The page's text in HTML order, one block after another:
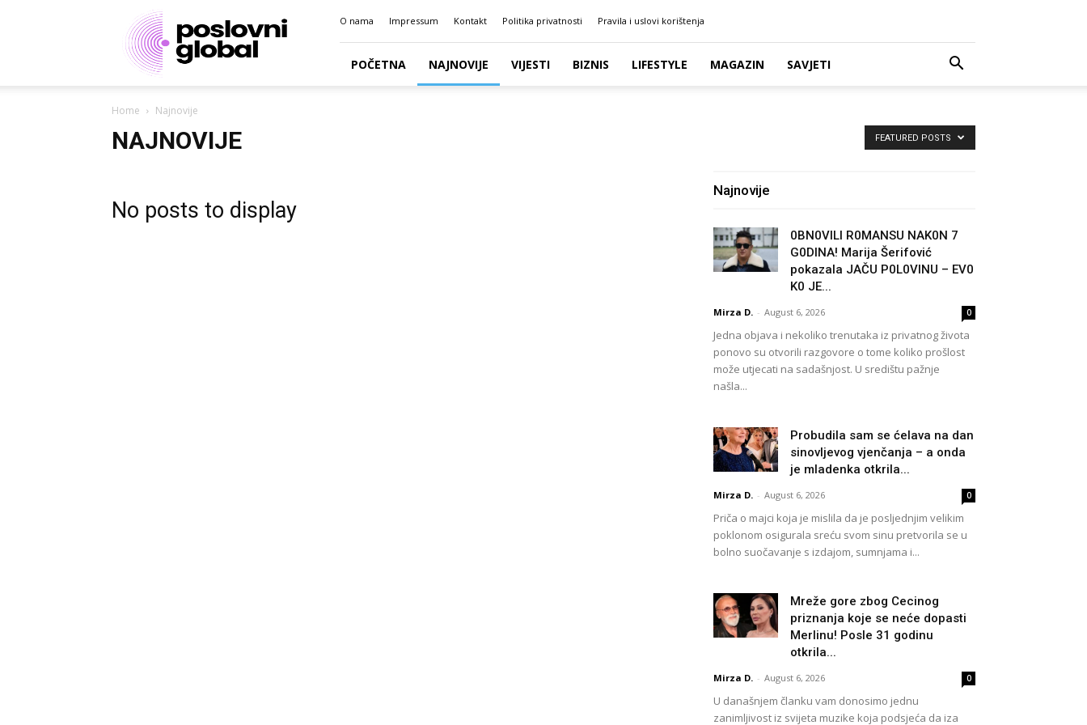
Poslovni
portal
O nama Impressum Kontakt Politika privatnosti Pravila i uslovi korištenja
POČETNA NAJNOVIJE VIJESTI BIZNIS LIFESTYLE MAGAZIN SAVJETI
Home Najnovije
NAJNOVIJE FEATURED POSTS
No posts to display
Najnovije
0BN0VlLl R0MANSU NAK0N 7
G0DlNA! Marija Šerifović
pokazala JAČU P0L0VINU – EV0
K0 JE...
Mirza D. - August 6, 2026 0
Jedna objava i nekoliko trenutaka iz privatnog života
ponovo su otvorili razgovore o tome koliko prošlost
može utjecati na sadašnjost. U središtu pažnje
našla...
Probudila sam se ćelava na dan
sinovljevog vjenčanja – a onda
je mladenka otkrila...
Mirza D. - August 6, 2026 0
Priča o majci koja je mislila da je posljednjim velikim
poklonom osigurala sreću svom sinu pretvorila se u
bolno suočavanje s izdajom, sumnjama i...
Mreže gore zbog Cecinog
priznanja koje se neće dopasti
Merlinu! Posle 31 godinu
otkrila...
Mirza D. - August 6, 2026 0
U današnjem članku vam donosimo jednu
zanimljivost iz svijeta muzike koja podsjeća da iza